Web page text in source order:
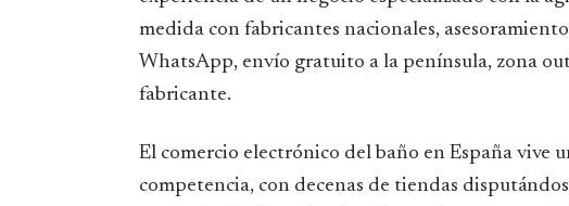
medida con fabricantes nacionales,
WhatsApp, envío gratuito a la península, zona
fabricante.
El comercio electrónico del baño en España vive
competencia, con decenas de tiendas